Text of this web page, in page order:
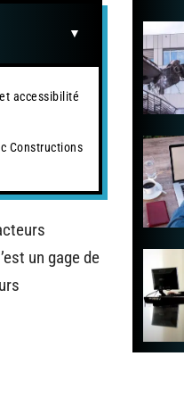
accessibilité
Constructions
un gage de